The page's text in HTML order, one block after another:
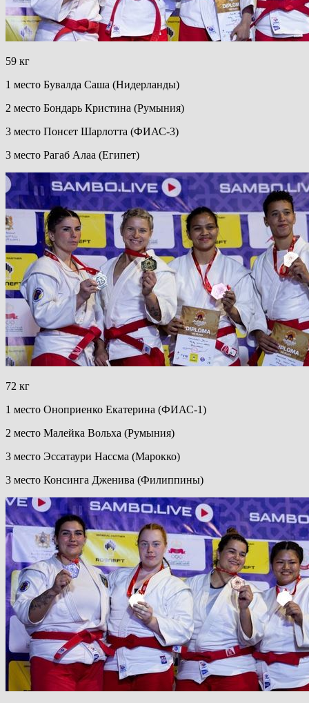
59 кг
1 место Бувалда Саша (Нидерланды)
2 место Бондарь Кристина (Румыния)
3 место Понсет Шарлотта (ФИАС-3)
3 место Рагаб Алаа (Египет)
72 кг
1 место Оноприенко Екатерина (ФИАС-1)
2 место Малейка Вольха (Румыния)
3 место Эссатаури Нассма (Марокко)
3 место Консинга Дженива (Филиппины)